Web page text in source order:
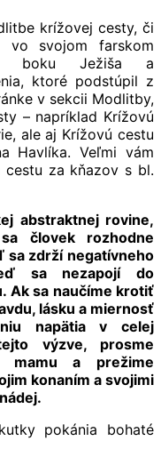
krížovej cesty, či
svojom farskom
boku Ježiša a
ktoré podstúpil z
v sekcii Modlitby,
– napríklad Krížovú
ale aj Krížovú cestu
Havlíka. Veľmi vám
za kňazov s bl.
abstraktnej rovine,
človek rozhodne
sa zdrží negatívneho
sa nezapojí do
Ak sa naučíme krotiť
lásku a miernosť
napätia v celej
výzve, prosme
a prežime
konaním a svojimi
pokánia bohaté